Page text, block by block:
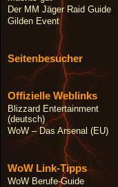
Der MM Jäger Raid Guide
Gilden Event
Seitenbesucher
Offizielle Weblinks
Blizzard Entertainment
(deutsch)
WoW – Das Arsenal (EU)
WoW Link-Tipps
WoW Berufe-Guide